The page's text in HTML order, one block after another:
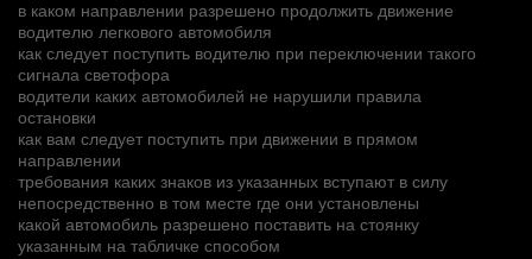
в каком направлении разрешено продолжить движение
водителю легкового автомобиля
как следует поступить водителю при переключении такого
сигнала светофора
водители каких автомобилей не нарушили правила
остановки
как вам следует поступить при движении в прямом
направлении
требования каких знаков из указанных вступают в силу
непосредственно в том месте где они установлены
какой автомобиль разрешено поставить на стоянку
указанным на табличке способом